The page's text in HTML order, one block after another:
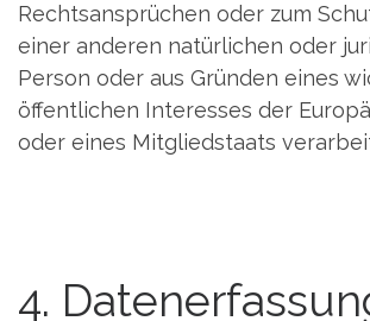
Rechtsansprüchen oder zum
einer anderen natürlichen oder
Person oder aus Gründen eines
öffentlichen Interesses der
oder eines Mitgliedstaats
4.